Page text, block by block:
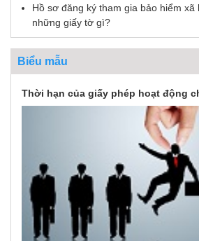
Hồ sơ đăng ký tham gia bảo hiểm xã
những giấy tờ gì?
Biểu mẫu
Thời hạn của giấy phép hoạt động